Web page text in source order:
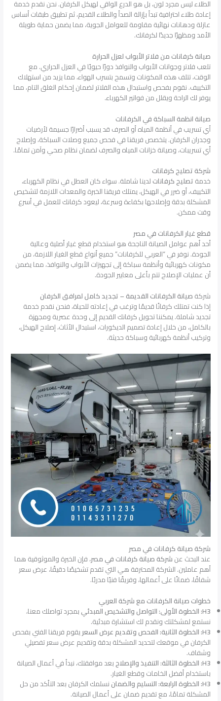
الطلاء ليس مجرد لون، بل هو الدرع الواقي لهيكل الكرفان. نحن نقدم خدمة
إعادة طلاء احترافية تبدأ بإزالة الصدأ والطلاء القديم، ثم تطبيق طبقات أساس
عازلة ودهانات نهائية مقاومة للعوامل الجوية، مما يضمن حماية طويلة
الأمد ومظهرًا جديدًا لكرفانك.
صيانة كرفانات من فلاتر الأبواب لعزل الحرارة
تلعب فلاتر وجوانات الأبواب والنوافذ دورًا حيويًا في العزل الحراري. مع
الوقت، تتلف هذه المكونات وتسمح بتسرب الهواء، مما يزيد من استهلاك
التكييف. نقوم بفحص واستبدال هذه الفلاتر لضمان إحكام الغلق التام، مما
يوفر لك الراحة ويقلل من فواتير الكهرباء.
صيانة انظمة السباكة في الكرفانات
أي تسريب في أنظمة المياه أو الصرف قد يسبب أضرارًا جسيمة لأرضيات
وجدران الكرفان. يتخصص فريقنا في فحص جميع وصلات السباكة، وإصلاح
أي تسريبات، وصيانة خزانات المياه والصرف لضمان نظام صحي وآمن تمامًا.
شركة تصليح كرفانات
خدمةتصليح كرفاناتلدينا شاملة. سواء كان العطل في نظام الكهرباء،
التكييف، أو ضرر في الهيكل، يمتلك فريقنا الخبرة والمعدات اللازمة لتشخيص
المشكلة بدقة وإصلاحها بكفاءة وسرعة، ليعود كرفانك للعمل في أسرع
وقت ممكن.
قطع غيار الكرفانات في مصر
أحد أهم عوامل الصيانة الناجحة هو استخدام قطع غيار أصلية وعالية
الجودة. نوفر في “العربي للكرفانات” جميع أنواع قطع الغيار اللازمة، من
مكونات كهربائية وأنظمة سباكة إلى تجهيزات الأبواب والنوافذ، مما يضمن
أن عمليات الإصلاح تتم بأعلى معايير الجودة.
شركةصيانة الكرفانات القديمة – تجديد كامل لمرافق الكرفان
إذا كنت تمتلك كرفانًا قديمًا وترغب في إعادته للحياة، فنحن نقدم خدمة
تجديد شاملة. يمكننا تحويل كرفانك القديم إلى وحدة عصرية ومجهزة
بالكامل، من خلال إعادة تصميم الديكورات، استبدال الأثاث، إصلاح الهيكل،
وتركيب أنظمة كهربائية وسباكة حديثة.
شركة صيانة كرفانات في مصر
عند البحث عنشركة صيانة كرفانات في مصر، فإن الخبرة والموثوقية هما
أهم عاملين. الشركة المحترفة هي التي تقدم تشخيصًا دقيقًا، عرض سعر
شفافًا، ضمانًا على أعمالها، وفريقًا فنيًا مدربًا.
خطوات صيانة الكرفانات مع شركة العربي
H3: الخطوة الأولى: التواصل والتشخيص المبدئي
بمجرد تواصلك معنا،
نستمع لمشكلتك ونقدم لك استشارة مبدئية.
H3: الخطوة الثانية: الفحص وتقديم عرض السعر
يقوم فريقنا الفني بفحص
الكرفان في موقعك لتحديد المشكلة بدقة وتقديم عرض سعر تفصيلي
وشفاف.
H3: الخطوة الثالثة: التنفيذ والإصلاح
بعد موافقتك، نبدأ في أعمال الصيانة
باستخدام أفضل الخامات وقطع الغيار.
H3: الخطوة الرابعة: التسليم والضمان
نسلمك الكرفان بعد التأكد من حل
المشكلة تمامًا، مع تقديم ضمان على أعمال الصيانة.